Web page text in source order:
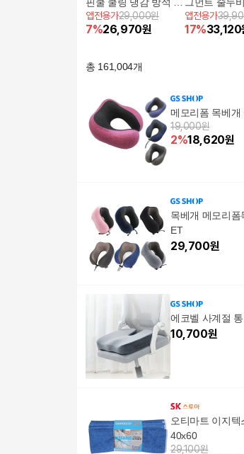
종
앱전용가29,000원
7%26,970원
베개커버 1+1
앱전용가
17%33,120
총 161,004개
메모리폼 목베개
19,000원
2%18,620원
목베개 메모리
ET
29,700원
에코벨 사계절
10,700원
오티마트 이지
40x60
29,100원